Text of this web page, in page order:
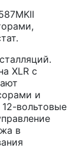
XLR с
и
вольтовые
в